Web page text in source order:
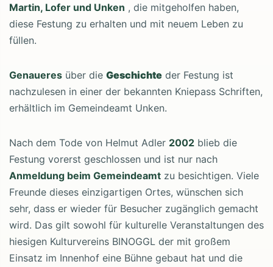
Martin, Lofer und Unken , die mitgeholfen haben,
diese Festung zu erhalten und mit neuem Leben zu
füllen.
Genaueres über die Geschichte der Festung ist
nachzulesen in einer der bekannten Kniepass Schriften,
erhältlich im Gemeindeamt Unken.
Nach dem Tode von Helmut Adler 2002 blieb die
Festung vorerst geschlossen und ist nur nach
Anmeldung beim Gemeindeamt zu besichtigen. Viele
Freunde dieses einzigartigen Ortes, wünschen sich
sehr, dass er wieder für Besucher zugänglich gemacht
wird. Das gilt sowohl für kulturelle Veranstaltungen des
hiesigen Kulturvereins BINOGGL der mit großem
Einsatz im Innenhof eine Bühne gebaut hat und die